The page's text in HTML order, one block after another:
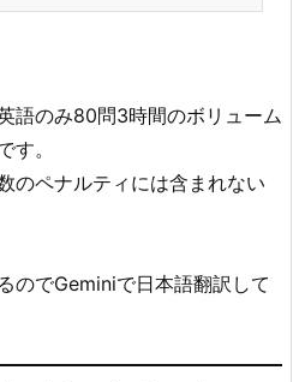
語のみ80問3時間のボリューム
す。
のペナルティには含まれない
のでGeminiで日本語翻訳して